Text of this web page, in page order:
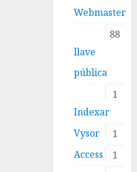
Webmaster
88
llave
pública
1
Indexar
1
Vysor
1
Access